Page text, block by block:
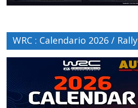
WRC : Calendario 2026 / Rally